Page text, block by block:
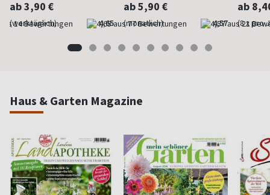
ab 3,90 €
(werktäglich) 4,65
ab 5,90 €
(monatlich) 4,57
ab
(8 x pro
Haus & Garten Magazine